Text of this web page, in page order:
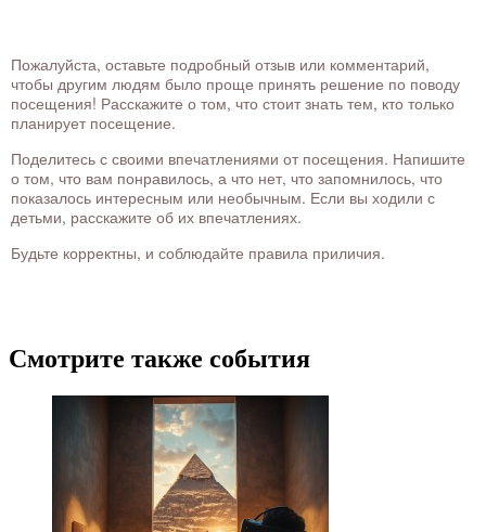
Пожалуйста, оставьте подробный отзыв или комментарий,
чтобы другим людям было проще принять решение по поводу
посещения! Расскажите о том, что стоит знать тем, кто только
планирует посещение.
Поделитесь с своими впечатлениями от посещения. Напишите
о том, что вам понравилось, а что нет, что запомнилось, что
показалось интересным или необычным. Если вы ходили с
детьми, расскажите об их впечатлениях.
Будьте корректны, и соблюдайте правила приличия.
Смотрите также события